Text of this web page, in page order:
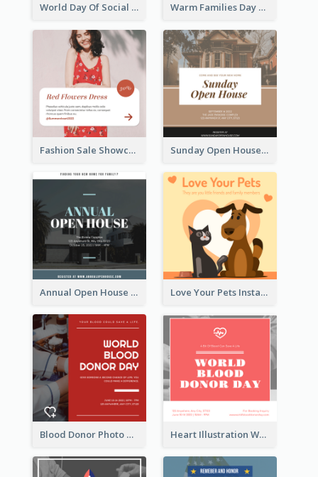
World Day Of Social Justice Instagram Post Warm Families Day Sales Instagram Post
Fashion Sale Showcase Instagram Post Sunday Open House Instagram Post
Annual Open House Instagram Post Love Your Pets Instagram Post
Blood Donor Photo World Blood Donor Day Instagram Post Heart Illustration World Blood Donor Day Instagram Post